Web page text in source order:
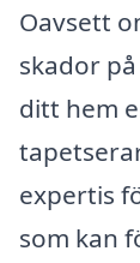
Oavsett
skador
ditt hem
expertis
som kan